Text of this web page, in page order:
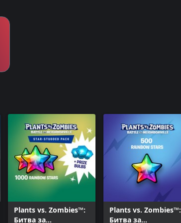
Plants vs. Zombies™:
Битва за
Plants vs. Zombies™:
Битва за